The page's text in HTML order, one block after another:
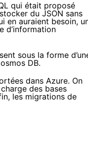
qui était proposé
du JSON sans
en auraient besoin,
d’information
sous la forme
DB.
dans Azure. On
des bases
les migrations de